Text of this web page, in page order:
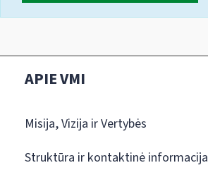
APIE VMI
Misija, Vizija ir Vertybės
Struktūra ir kontaktinė informacija